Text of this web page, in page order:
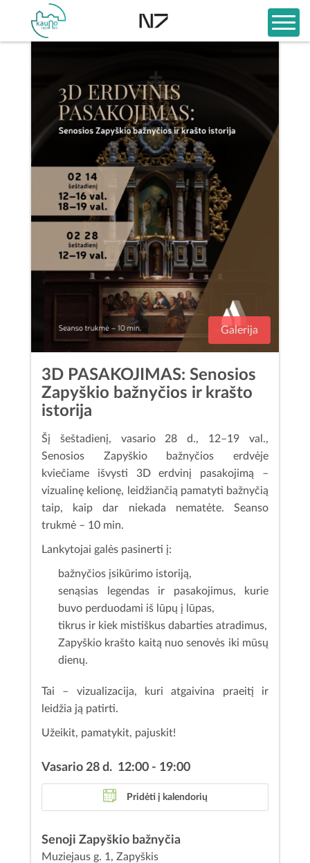
Galerija
3D PASAKOJIMAS: Senosios
Zapyškio bažnyčios ir krašto
istorija
Šį šeštadienį, vasario 28 d., 12–19 val.,
Senosios Zapyškio bažnyčios erdvėje
kviečiame išvysti 3D erdvinį pasakojimą –
vizualinę kelionę, leidžiančią pamatyti bažnyčią
taip, kaip dar niekada nematėte. Seanso
trukmė – 10 min.
Lankytojai galės pasinerti į:
bažnyčios įsikūrimo istoriją,
senąsias legendas ir pasakojimus, kurie
buvo perduodami iš lūpų į lūpas,
tikrus ir kiek mistiškus dabarties atradimus,
Zapyškio krašto kaitą nuo senovės iki mūsų
dienų.
Tai – vizualizacija, kuri atgaivina praeitį ir
leidžia ją patirti.
Užeikit, pamatykit, pajuskit!
Vasario 28 d. 12:00 - 19:00
Pridėti į kalendorių
Senoji Zapyškio bažnyčia
Muziejaus g. 1, Zapyškis